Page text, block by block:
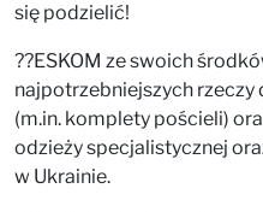
się podzielić!
??ESKOM ze swoich
najpotrzebniejszych rzeczy
(m.in. komplety pościeli)
odzieży specjalistycznej
w Ukrainie.